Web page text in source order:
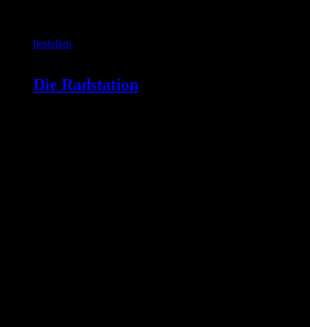
bestellen
Die Radstation